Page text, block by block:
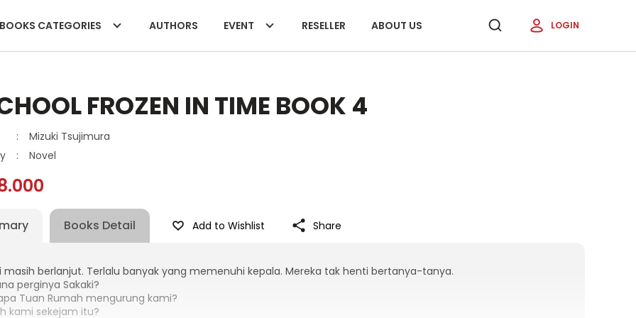
BOOKS CATEGORIES AUTHORS EVENT RESELLER ABOUT US LOGIN
FROZEN IN TIME BOOK 4
:
Mizuki Tsujimura
: Novel
Books Detail Add to Wishlist Share
masih berlanjut. Terlalu banyak yang memenuhi kepala. Mereka tak henti bertanya-tanya.
perginya Sakaki?
Tuan Rumah mengurung kami?
kami sekejam itu?